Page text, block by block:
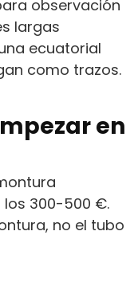
observación
largas
ecuatorial
como trazos.
en
300-500 €.
no el tubo